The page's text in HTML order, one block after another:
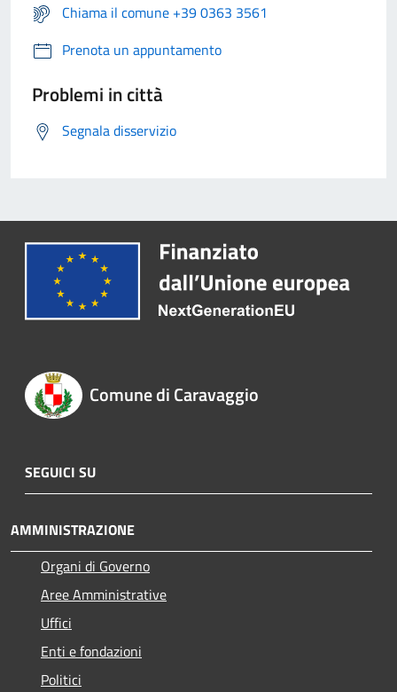
Chiama il comune +39 0363 3561
Prenota un appuntamento
Problemi in città
Segnala disservizio
Comune di Caravaggio
SEGUICI SU
AMMINISTRAZIONE
Organi di Governo
Aree Amministrative
Uffici
Enti e fondazioni
Politici